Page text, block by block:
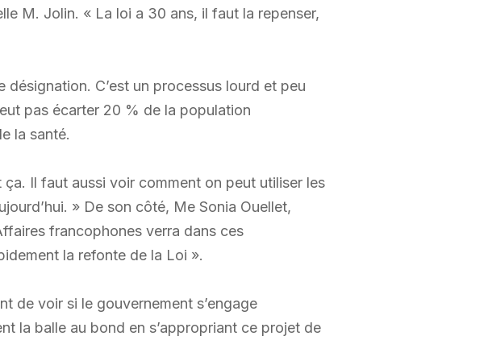
M. Jolin. « La loi a 30 ans, il faut la repenser,
C’est un processus lourd et peu
pas écarter 20 % de la population
la santé.
Il faut aussi voir comment on peut utiliser les
» De son côté, Me Sonia Ouellet,
francophones verra dans ces
la refonte de la Loi ».
de voir si le gouvernement s’engage
la balle au bond en s’appropriant ce projet de